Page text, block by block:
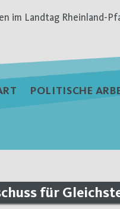
im Landtag Rheinland-
POLITISCHE
für